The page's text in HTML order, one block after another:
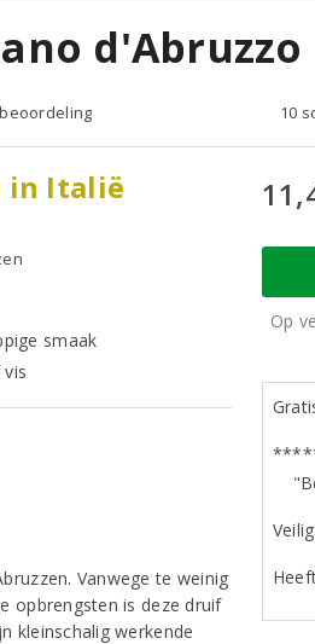
d'Abruzzo
10
in Italië
smaak
Vanwege te weinig
opbrengsten is deze druif
kleinschalig werkende
Op